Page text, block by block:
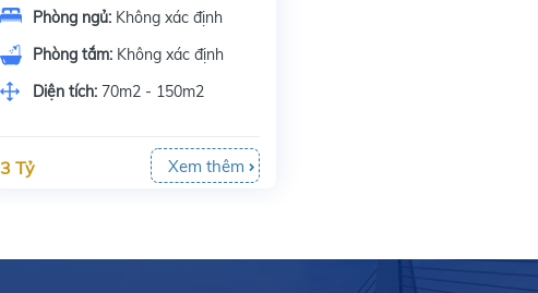
Phòng ngủ: Không xác định
Phòng tắm: Không xác định
Diện tích: 70m2 - 150m2
3 Tỷ Xem thêm